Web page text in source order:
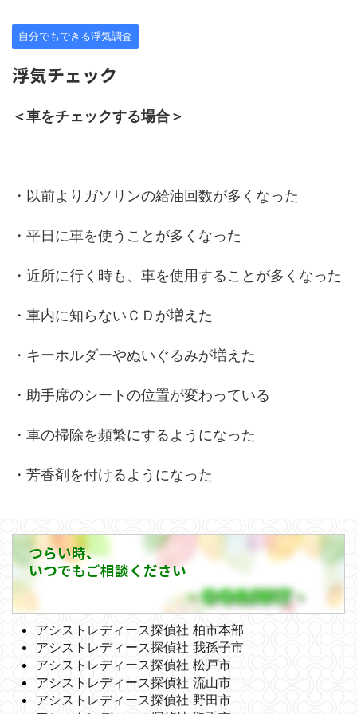
自分でもできる浮気調査
浮気チェック
＜車をチェックする場合＞
・以前よりガソリンの給油回数が多くなった
・平日に車を使うことが多くなった
・近所に行く時も、車を使用することが多くなった
・車内に知らないＣＤが増えた
・キーホルダーやぬいぐるみが増えた
・助手席のシートの位置が変わっている
・車の掃除を頻繁にするようになった
・芳香剤を付けるようになった
つらい時、
いつでもご相談ください
アシストレディース探偵社 柏市本部
アシストレディース探偵社 我孫子市
アシストレディース探偵社 松戸市
アシストレディース探偵社 流山市
アシストレディース探偵社 野田市